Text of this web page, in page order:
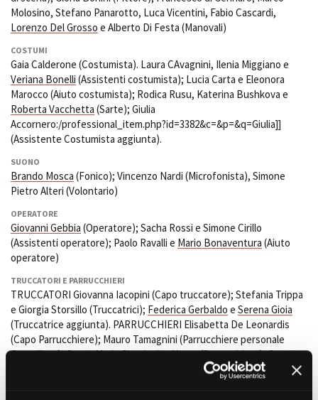
Molosino, Stefano Panarotto, Luca Vicentini, Fabio Cascardi,
Lorenzo Del Grosso e Alberto Di Festa (Manovali)
COSTUMI
Gaia Calderone (Costumista). Laura CAvagnini, Ilenia Miggiano e
Veriana Bonelli (Assistenti costumista); Lucia Carta e Eleonora
Marocco (Aiuto costumista); Rodica Rusu, Katerina Bushkova e
Roberta Vacchetta (Sarte); Giulia
Accornero:/professional_item.php?id=3382&c=&p=&q=Giulia]]
(Assistente Costumista aggiunta).
SUONO
Brando Mosca (Fonico); Vincenzo Nardi (Microfonista), Simone
Pietro Alteri (Volontario)
OPERATORE
Giovanni Gebbia (Operatore); Sacha Rossi e Simone Cirillo
(Assistenti operatore); Paolo Ravalli e Mario Bonaventura (Aiuto
operatore)
TRUCCATORI E PARRUCCHIERI
TRUCCATORI Giovanna Iacopini (Capo truccatore); Stefania Trippa
e Giorgia Storsillo (Truccatrici); Federica Gerbaldo e Serena Gioia
(Truccatrice aggiunta). PARRUCCHIERI Elisabetta De Leonardis
(Capo Parrucchiere); Mauro Tamagnini (Parrucchiere personale
Castellitto); Grazia Maria Giorgi eLia Mineo(Parrucchiere); Caterina
Losti, Piero Mastrogiacomo e Andrea Alberto Del Conte